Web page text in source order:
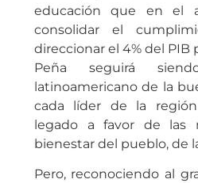
educación que en el
consolidar el
direccionar el 4% del PIB
Peña seguirá
latinoamericano de la
cada líder de la
legado a favor de las
bienestar del pueblo, de
Pero, reconociendo al